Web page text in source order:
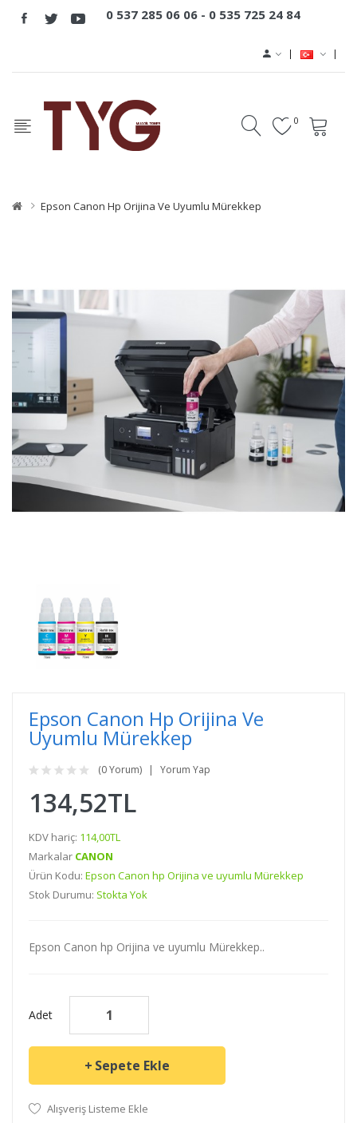
0 537 285 06 06 - 0 535 725 24 84
0
Epson Canon Hp Orijina Ve Uyumlu Mürekkep
Epson Canon Hp Orijina Ve
Uyumlu Mürekkep
(0 Yorum) Yorum Yap
134,52TL
KDV hariç: 114,00TL
Markalar CANON
Ürün Kodu: Epson Canon hp Orijina ve uyumlu Mürekkep
Stok Durumu: Stokta Yok
Epson Canon hp Orijina ve uyumlu Mürekkep..
Adet
Sepete Ekle
Alışveriş Listeme Ekle